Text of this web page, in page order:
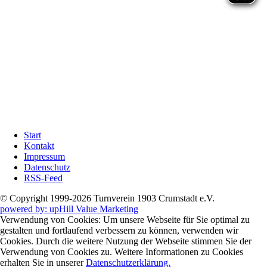
überspringen
Start
Kontakt
Impressum
Datenschutz
RSS-Feed
© Copyright 1999-2026 Turnverein 1903 Crumstadt e.V.
powered by: upHill Value Marketing
Verwendung von Cookies: Um unsere Webseite für Sie optimal zu
gestalten und fortlaufend verbessern zu können, verwenden wir
Cookies. Durch die weitere Nutzung der Webseite stimmen Sie der
Verwendung von Cookies zu. Weitere Informationen zu Cookies
erhalten Sie in unsererDatenschutzerklärung.